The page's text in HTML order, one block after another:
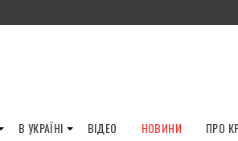
В УКРАЇНІ ВІДЕО НОВИНИ ПРО